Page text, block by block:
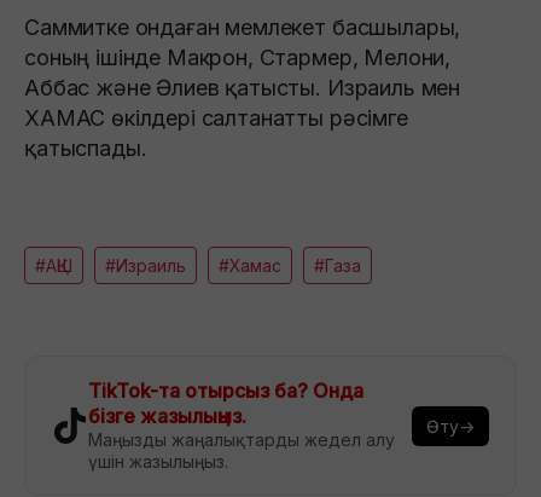
Саммитке ондаған мемлекет басшылары,
соның ішінде Макрон, Стармер, Мелони,
Аббас және Әлиев қатысты. Израиль мен
ХАМАС өкілдері салтанатты рәсімге
қатыспады.
#АҚШ #Израиль #Хамас #Газа
TikTok-та отырсыз ба? Онда
бізге жазылыңыз.
Маңызды жаңалықтарды жедел алу
үшін жазылыңыз.
Өту→